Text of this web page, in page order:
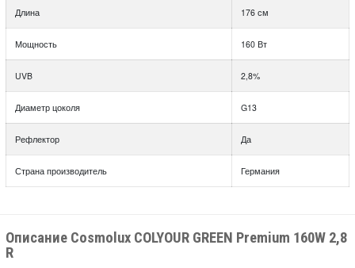
Длина 176 см
Мощность 160 Вт
UVB 2,8%
Диаметр цоколя G13
Рефлектор Да
Страна производитель Германия
Описание Cosmolux COLYOUR GREEN Premium 160W 2,8
R